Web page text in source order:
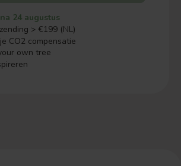
24 augustus
> €199 (NL)
CO2 compensatie
own tree